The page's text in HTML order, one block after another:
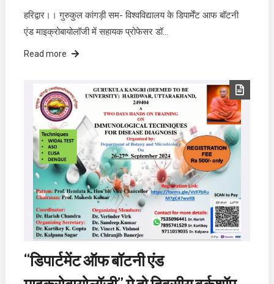
हरिद्वार।। गुरुकुल कांगड़ी सम- विश्वविद्यालय के डिपार्मेंट आफ बॉटनी
एंड माइक्रोबायोलॉजी में सहायक प्रोफेसर डॉ…
Read more
“डिपार्टमेंट ऑफ बॉटनी एंड